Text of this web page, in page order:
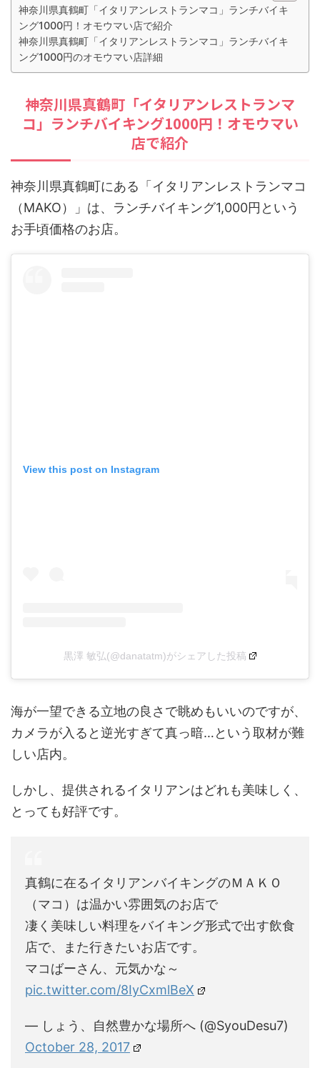
神奈川県真鶴町「イタリアンレストランマコ」ランチバイキ
ング1000円！オモウマい店で紹介
神奈川県真鶴町「イタリアンレストランマコ」ランチバイキ
ング1000円のオモウマい店詳細
神奈川県真鶴町「イタリアンレストランマ
コ」ランチバイキング1000円！オモウマい
店で紹介
神奈川県真鶴町にある「イタリアンレストランマコ
（MAKO）」は、ランチバイキング1,000円という
お手頃価格のお店。
View this post on Instagram
黒澤 敏弘(@danatatm)がシェアした投稿
海が一望できる立地の良さで眺めもいいのですが、
カメラが入ると逆光すぎて真っ暗…という取材が難
しい店内。
しかし、提供されるイタリアンはどれも美味しく、
とっても好評です。
真鶴に在るイタリアンバイキングのＭＡＫＯ
（マコ）は温かい雰囲気のお店で
凄く美味しい料理をバイキング形式で出す飲食
店で、また行きたいお店です。
マコばーさん、元気かな～
pic.twitter.com/8IyCxmlBeX
— しょう、自然豊かな場所へ (@SyouDesu7)
October 28, 2017